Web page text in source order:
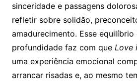
sinceridade e passagens
refletir sobre solidão,
amadurecimento. Esse
profundidade faz com que Love
uma experiência emocional
arrancar risadas e, ao mesmo